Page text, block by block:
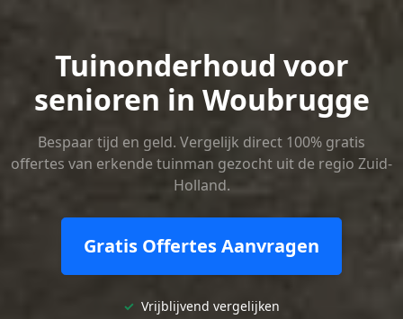
Tuinonderhoud voor
senioren in Woubrugge
Bespaar tijd en geld. Vergelijk direct 100% gratis
offertes van erkende tuinman gezocht uit de regio Zuid-
Holland.
Gratis Offertes Aanvragen
✓ Vrijblijvend vergelijken